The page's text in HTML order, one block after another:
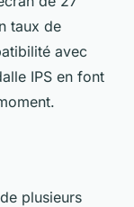
taux de
avec
IPS en font
plusieurs